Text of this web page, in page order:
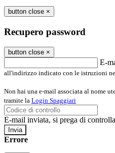
button close ×
Recupero password
button close ×
E-
all'indirizzo indicato con le istruzioni
Non hai una e-mail associata al nome
tramite la Login Spaggiari
E-mail inviata, si prega di
Errore